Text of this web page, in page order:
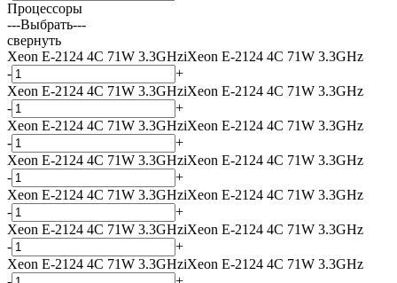
Процессоры
---Выбрать---
свернуть
Xeon E-2124 4C 71W 3.3GHziXeon E-2124 4C 71W 3.3GHz
-
+
Xeon E-2124 4C 71W 3.3GHziXeon E-2124 4C 71W 3.3GHz
-
+
Xeon E-2124 4C 71W 3.3GHziXeon E-2124 4C 71W 3.3GHz
-
+
Xeon E-2124 4C 71W 3.3GHziXeon E-2124 4C 71W 3.3GHz
-
+
Xeon E-2124 4C 71W 3.3GHziXeon E-2124 4C 71W 3.3GHz
-
+
Xeon E-2124 4C 71W 3.3GHziXeon E-2124 4C 71W 3.3GHz
-
+
Xeon E-2124 4C 71W 3.3GHziXeon E-2124 4C 71W 3.3GHz